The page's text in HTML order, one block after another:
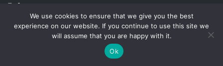
Enfants
Maison
We use cookies to ensure that we give you the best
experience on our website. If you continue to use this site we
will assume that you are happy with it.
Ok